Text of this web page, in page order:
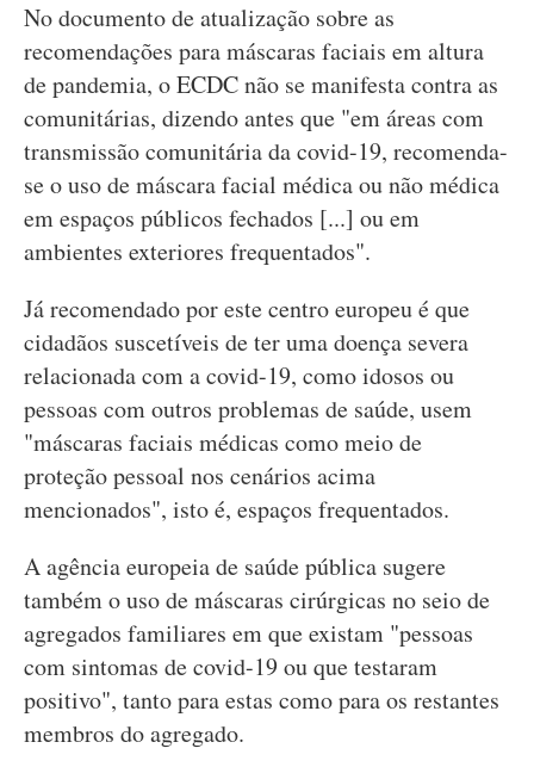
No documento de atualização sobre as
recomendações para máscaras faciais em altura
de pandemia, o ECDC não se manifesta contra as
comunitárias, dizendo antes que "em áreas com
transmissão comunitária da covid-19, recomenda-
se o uso de máscara facial médica ou não médica
em espaços públicos fechados [...] ou em
ambientes exteriores frequentados".
Já recomendado por este centro europeu é que
cidadãos suscetíveis de ter uma doença severa
relacionada com a covid-19, como idosos ou
pessoas com outros problemas de saúde, usem
"máscaras faciais médicas como meio de
proteção pessoal nos cenários acima
mencionados", isto é, espaços frequentados.
A agência europeia de saúde pública sugere
também o uso de máscaras cirúrgicas no seio de
agregados familiares em que existam "pessoas
com sintomas de covid-19 ou que testaram
positivo", tanto para estas como para os restantes
membros do agregado.